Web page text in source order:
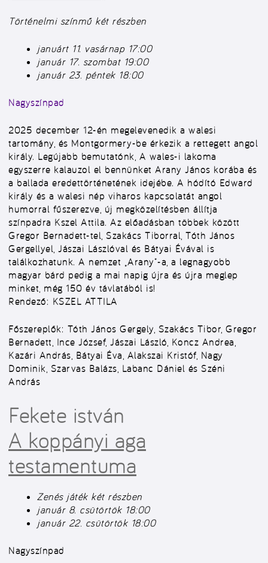
Történelmi színmű két részben
januárt 11. vasárnap 17:00
január 17. szombat 19:00
január 23. péntek 18:00
Nagyszínpad
2025 december 12-én megelevenedik a walesi
tartomány, és Montgormery-be érkezik a rettegett angol
király. Legújabb bemutatónk, A wales-i lakoma
egyszerre kalauzol el bennünket Arany János korába és
a ballada eredettörténetének idejébe. A hódító Edward
király és a walesi nép viharos kapcsolatát angol
humorral fűszerezve, új megközelítésben állítja
színpadra Kszel Attila. Az előadásban többek között
Gregor Bernadett-tel, Szakács Tiborral, Tóth János
Gergellyel, Jászai Lászlóval és Bátyai Évával is
találkozhatunk. A nemzet „Arany”-a, a legnagyobb
magyar bárd pedig a mai napig újra és újra meglep
minket, még 150 év távlatából is!
Rendező: KSZEL ATTILA
Főszereplők: Tóth János Gergely, Szakács Tibor, Gregor
Bernadett, Ince József, Jászai László, Koncz Andrea,
Kazári András, Bátyai Éva, Alakszai Kristóf, Nagy
Dominik, Szarvas Balázs, Labanc Dániel és Széni
András
Fekete istván
A koppányi aga
testamentuma
Zenés játék két részben
január 8. csütörtök 18:00
január 22. csütörtök 18:00
Nagyszínpad